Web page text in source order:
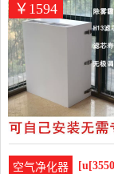
￥1594
空气净化器